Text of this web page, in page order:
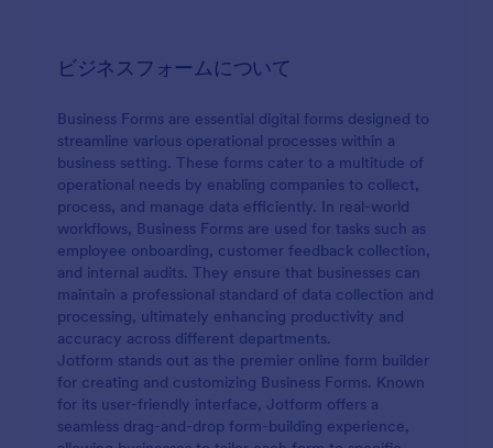
ビジネスフォームについて
Business Forms are essential digital forms designed to
streamline various operational processes within a
business setting. These forms cater to a multitude of
operational needs by enabling companies to collect,
process, and manage data efficiently. In real-world
workflows, Business Forms are used for tasks such as
employee onboarding, customer feedback collection,
and internal audits. They ensure that businesses can
maintain a professional standard of data collection and
processing, ultimately enhancing productivity and
accuracy across different departments.
Jotform stands out as the premier online form builder
for creating and customizing Business Forms. Known
for its user-friendly interface, Jotform offers a
seamless drag-and-drop form-building experience,